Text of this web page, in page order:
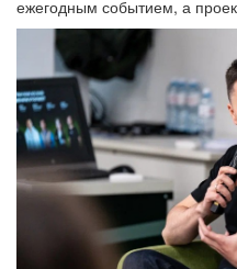
ежегодным событием, а